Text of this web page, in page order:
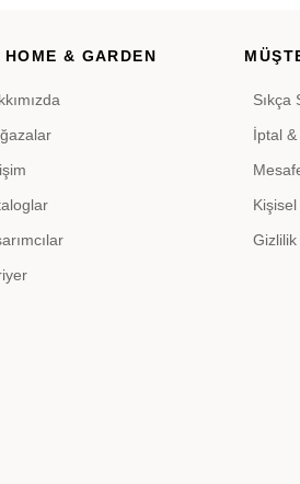
HOME & GARDEN
Sıkça
İptal &
Kişisel